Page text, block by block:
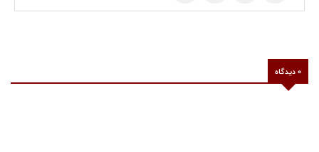
0 دیدگاه